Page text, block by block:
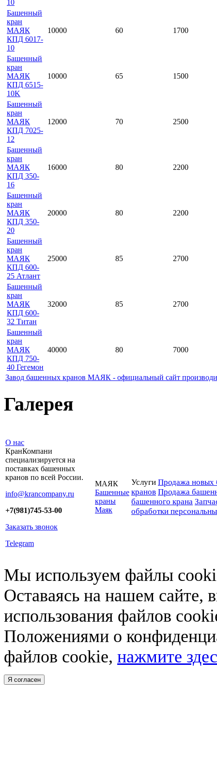
10
Башенный
кран
МАЯК
КПД 6017-
10
10000 60 1700
Башенный
кран
МАЯК
КПД 6515-
10K
10000 65 1500
Башенный
кран
МАЯК
КПД 7025-
12
12000 70 2500
Башенный
кран
МАЯК
КПД 350-
16
16000 80 2200
Башенный
кран
МАЯК
КПД 350-
20
20000 80 2200
Башенный
кран
МАЯК
КПД 600-
25 Атлант
25000 85 2700
Башенный
кран
МАЯК
КПД 600-
32 Титан
32000 85 2700
Башенный
кран
МАЯК
КПД 750-
40 Гегемон
40000 80 7000
Завод башенных кранов МАЯК - официальный сайт
Галерея
О нас
КранКомпани
специализируется на
поставках башенных
кранов по всей России.
info@krancompany.ru
+7(981)745-53-00
Заказать звонок
Telegram
МАЯК
Башенные
краны
Маяк
Услуги Продажа новых
кранов Продажа
башенного крана
обработки
Мы используем файлы
Оставаясь на нашем сайте,
использования файлов
Положениями о
файлов cookie, нажмите
Я согласен